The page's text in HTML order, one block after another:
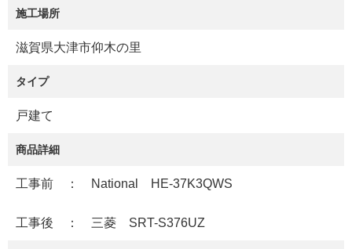
施工場所
滋賀県大津市仰木の里
タイプ
戸建て
商品詳細
工事前 ： National HE-37K3QWS
工事後 ： 三菱 SRT-S376UZ